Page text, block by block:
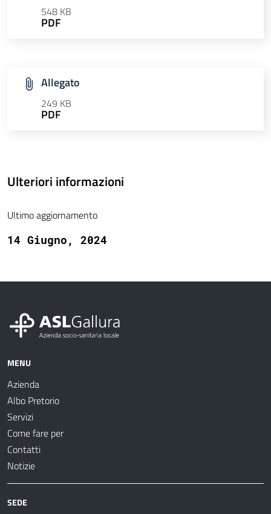
548 KB
PDF
Allegato
249 KB
PDF
Ulteriori informazioni
Ultimo aggiornamento
14 Giugno, 2024
MENU
Azienda
Albo Pretorio
Servizi
Come fare per
Contatti
Notizie
SEDE